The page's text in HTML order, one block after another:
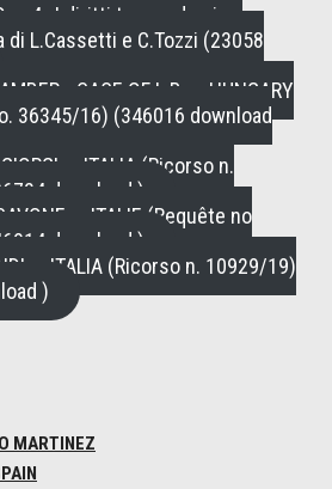
n. 4 , I diritti tra pandemia e
di L.Cassetti e C.Tozzi (23058
- CASE OF L.B. v. HUNGARY
36345/16) (346016 download
c. ITALIA (Ricorso n.
download )
c. ITALIE (Requête no
download )
c. ITALIA (Ricorso n. 10929/19)
)
MARTINEZ